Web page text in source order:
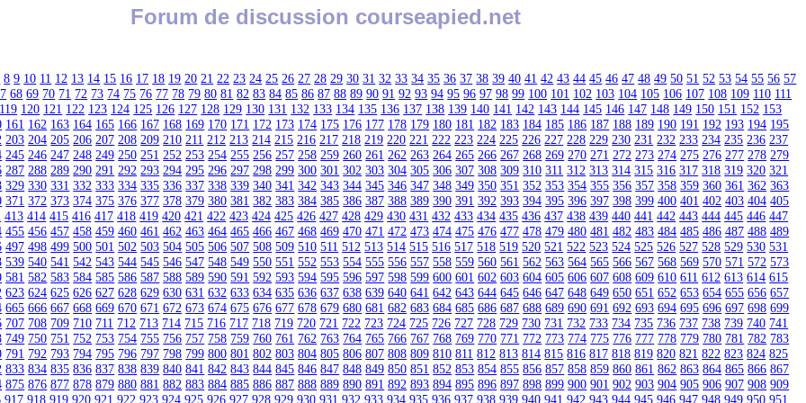
Forum de discussion courseapied.net
8 9 10 11 12 13 14 15 16 17 18 19 20 21 22 23 24 25 26 27 28 29 30 31 32 33 34 35 36 37 38 39 40 41 42 43 44 45 46 47 48 49 50 51 52 53 54 55 56 57
68 69 70 71 72 73 74 75 76 77 78 79 80 81 82 83 84 85 86 87 88 89 90 91 92 93 94 95 96 97 98 99 100 101 102 103 104 105 106 107 108 109 110 111
119 120 121 122 123 124 125 126 127 128 129 130 131 132 133 134 135 136 137 138 139 140 141 142 143 144 145 146 147 148 149 150 151 152 153
161 162 163 164 165 166 167 168 169 170 171 172 173 174 175 176 177 178 179 180 181 182 183 184 185 186 187 188 189 190 191 192 193 194 195
203 204 205 206 207 208 209 210 211 212 213 214 215 216 217 218 219 220 221 222 223 224 225 226 227 228 229 230 231 232 233 234 235 236 237
245 246 247 248 249 250 251 252 253 254 255 256 257 258 259 260 261 262 263 264 265 266 267 268 269 270 271 272 273 274 275 276 277 278 279
287 288 289 290 291 292 293 294 295 296 297 298 299 300 301 302 303 304 305 306 307 308 309 310 311 312 313 314 315 316 317 318 319 320 321
329 330 331 332 333 334 335 336 337 338 339 340 341 342 343 344 345 346 347 348 349 350 351 352 353 354 355 356 357 358 359 360 361 362 363
371 372 373 374 375 376 377 378 379 380 381 382 383 384 385 386 387 388 389 390 391 392 393 394 395 396 397 398 399 400 401 402 403 404 405
413 414 415 416 417 418 419 420 421 422 423 424 425 426 427 428 429 430 431 432 433 434 435 436 437 438 439 440 441 442 443 444 445 446 447
455 456 457 458 459 460 461 462 463 464 465 466 467 468 469 470 471 472 473 474 475 476 477 478 479 480 481 482 483 484 485 486 487 488 489
497 498 499 500 501 502 503 504 505 506 507 508 509 510 511 512 513 514 515 516 517 518 519 520 521 522 523 524 525 526 527 528 529 530 531
539 540 541 542 543 544 545 546 547 548 549 550 551 552 553 554 555 556 557 558 559 560 561 562 563 564 565 566 567 568 569 570 571 572 573
581 582 583 584 585 586 587 588 589 590 591 592 593 594 595 596 597 598 599 600 601 602 603 604 605 606 607 608 609 610 611 612 613 614 615
623 624 625 626 627 628 629 630 631 632 633 634 635 636 637 638 639 640 641 642 643 644 645 646 647 648 649 650 651 652 653 654 655 656 657
665 666 667 668 669 670 671 672 673 674 675 676 677 678 679 680 681 682 683 684 685 686 687 688 689 690 691 692 693 694 695 696 697 698 699
707 708 709 710 711 712 713 714 715 716 717 718 719 720 721 722 723 724 725 726 727 728 729 730 731 732 733 734 735 736 737 738 739 740 741
749 750 751 752 753 754 755 756 757 758 759 760 761 762 763 764 765 766 767 768 769 770 771 772 773 774 775 776 777 778 779 780 781 782 783
791 792 793 794 795 796 797 798 799 800 801 802 803 804 805 806 807 808 809 810 811 812 813 814 815 816 817 818 819 820 821 822 823 824 825
833 834 835 836 837 838 839 840 841 842 843 844 845 846 847 848 849 850 851 852 853 854 855 856 857 858 859 860 861 862 863 864 865 866 867
875 876 877 878 879 880 881 882 883 884 885 886 887 888 889 890 891 892 893 894 895 896 897 898 899 900 901 902 903 904 905 906 907 908 909
917 918 919 920 921 922 923 924 925 926 927 928 929 930 931 932 933 934 935 936 937 938 939 940 941 942 943 944 945 946 947 948 949 950 951